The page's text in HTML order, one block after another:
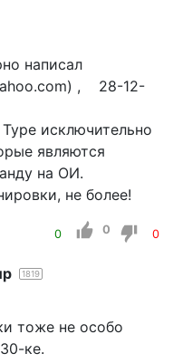
написал
, 28-12-
исключительно
являются
на ОИ.
не более!
0 0 0
1819
тоже не особо
ке.